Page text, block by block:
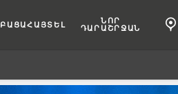
ԲԱՑԱՀԱՅՏԵԼ
ՆՈՐ
ԴԱՐԱՇՐՋԱՆ